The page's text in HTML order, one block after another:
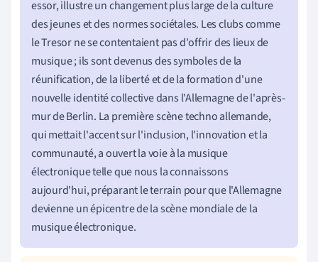
essor, illustre un changement plus large de la culture
des jeunes et des normes sociétales. Les clubs comme
le Tresor ne se contentaient pas d'offrir des lieux de
musique ; ils sont devenus des symboles de la
réunification, de la liberté et de la formation d'une
nouvelle identité collective dans l'Allemagne de l'après-
mur de Berlin. La première scène techno allemande,
qui mettait l'accent sur l'inclusion, l'innovation et la
communauté, a ouvert la voie à la musique
électronique telle que nous la connaissons
aujourd'hui, préparant le terrain pour que l'Allemagne
devienne un épicentre de la scène mondiale de la
musique électronique.